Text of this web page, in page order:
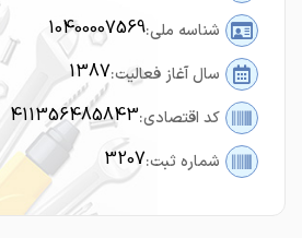
شناسه ملی:10400007569
سال آغاز فعالیت:1387
کد اقتصادی:411356485843
شماره ثبت:3207